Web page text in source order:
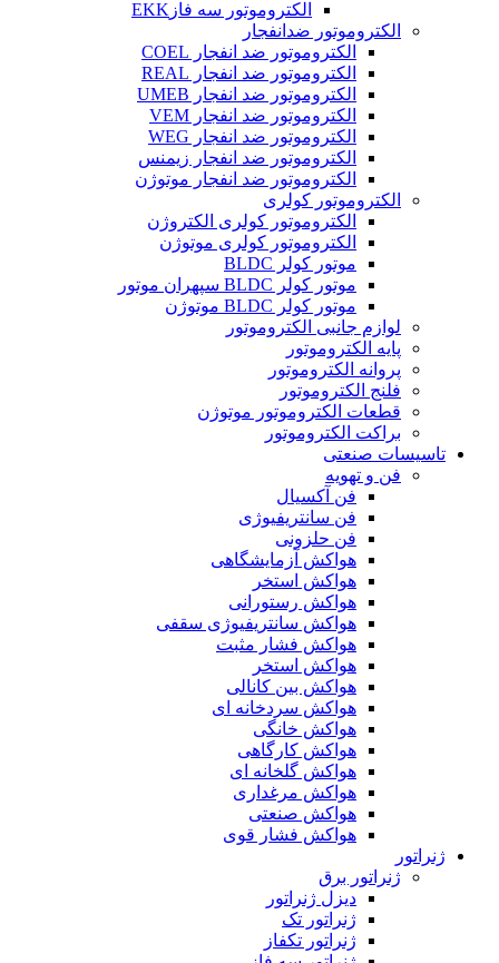
الکتروموتور سه فازEKK
الکتروموتور ضدانفجار
الکتروموتور ضد انفجار COEL
الکتروموتور ضد انفجار REAL
الکتروموتور ضد انفجار UMEB
الکتروموتور ضد انفجار VEM
الکتروموتور ضد انفجار WEG
الکتروموتور ضد انفجار زیمنس
الکتروموتور ضد انفجار موتوژن
الکتروموتور کولری
الکتروموتور کولری الکتروژن
الکتروموتور کولری موتوژن
موتور کولر BLDC
موتور کولر BLDC سپهران موتور
موتور کولر BLDC موتوژن
لوازم جانبی الکتروموتور
پایه الکتروموتور
پروانه الکتروموتور
فلنج الکتروموتور
قطعات الکتروموتور موتوژن
براکت الکتروموتور
تاسیسات صنعتی
فن و تهویه
فن آکسیال
فن سانتریفیوژی
فن حلزونی
هواکش آزمایشگاهی
هواکش استخر
هواکش رستورانی
هواکش سانتریفیوژی سقفی
هواکش فشار مثبت
هواکش استخر
هواکش بین کانالی
هواکش سردخانه ای
هواکش خانگی
هواکش کارگاهی
هواکش گلخانه ای
هواکش مرغداری
هواکش صنعتی
هواکش فشار قوی
ژنراتور
ژنراتور برق
دیزل ژنراتور
ژنراتور تک
ژنراتور تکفاز